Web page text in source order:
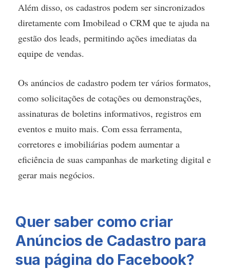
Além disso, os cadastros podem ser sincronizados
diretamente com Imobilead o CRM que te ajuda na
gestão dos leads, permitindo ações imediatas da
equipe de vendas.
Os anúncios de cadastro podem ter vários formatos,
como solicitações de cotações ou demonstrações,
assinaturas de boletins informativos, registros em
eventos e muito mais. Com essa ferramenta,
corretores e imobiliárias podem aumentar a
eficiência de suas campanhas de marketing digital e
gerar mais negócios.
Quer saber como criar
Anúncios de Cadastro para
sua página do Facebook?